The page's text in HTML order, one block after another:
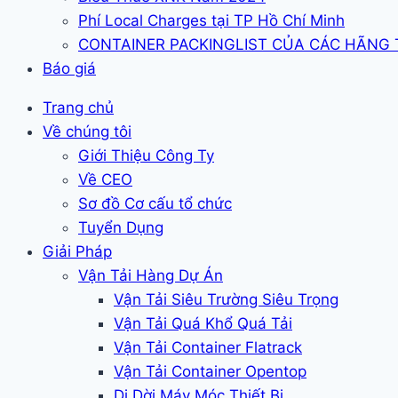
Phí Local Charges tại TP Hồ Chí Minh
CONTAINER PACKINGLIST CỦA CÁC HÃNG
Báo giá
Trang chủ
Về chúng tôi
Giới Thiệu Công Ty
Về CEO
Sơ đồ Cơ cấu tổ chức
Tuyển Dụng
Giải Pháp
Vận Tải Hàng Dự Án
Vận Tải Siêu Trường Siêu Trọng
Vận Tải Quá Khổ Quá Tải
Vận Tải Container Flatrack
Vận Tải Container Opentop